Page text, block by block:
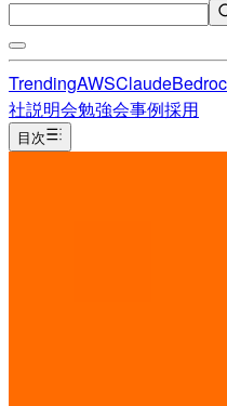
TrendingAWSClaude
社説明会勉強会事例採用
目次